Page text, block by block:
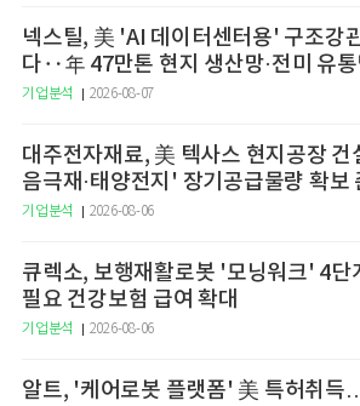
넥스틸, 美 'AI 데이터센터용' 구조강
다‥年 47만톤 현지 생산망·전미 유
기업분석 2026-08-07
대주전자재료, 美 텍사스 현지공장 건
음극재·태양전지' 장기공급물량 확보
기업분석 2026-08-06
큐렉소, 보행재활로봇 '모닝워크' 4단
필요 건강보험 급여 확대
기업분석 2026-08-06
알트, '케어로봇 플랫폼' 美 특허취득